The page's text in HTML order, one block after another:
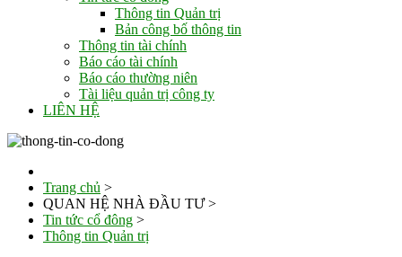
Thông tin Quản trị
Bản công bố thông tin
Thông tin tài chính
Báo cáo tài chính
Báo cáo thường niên
Tài liệu quản trị công ty
LIÊN HỆ
Trang chủ >
QUAN HỆ NHÀ ĐẦU TƯ>
Tin tức cổ đông >
Thông tin Quản trị